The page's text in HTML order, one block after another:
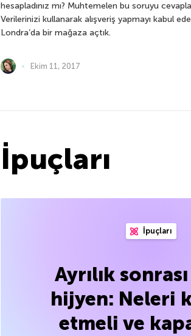
hesapladınız mı? Muhtemelen bu soruyu
Verilerinizi kullanarak alışveriş yapmayı kabul
Londra’da bir mağaza açtık.
Ekim 11, 2017
İpuçları
İpuçları
Ayrılık
hijyen: Neleri
etmeli ve